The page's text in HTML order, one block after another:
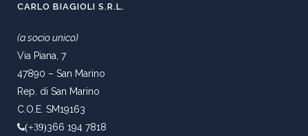
CARLO BIAGIOLI S.R.L.
(a socio unico)
Via Piana, 7
47890 – San Marino
Rep. di San Marino
C.O.E. SM19163
(+39)366 194 7818